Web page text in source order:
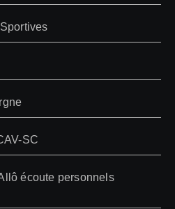
SC
écoute personnels